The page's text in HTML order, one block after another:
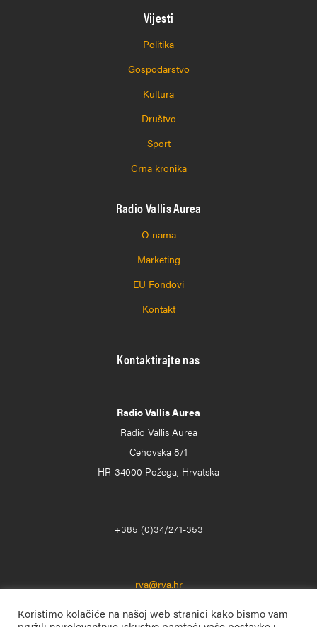
Vijesti
Politika
Gospodarstvo
Kultura
Društvo
Sport
Crna kronika
Radio Vallis Aurea
O nama
Marketing
EU Fondovi
Kontakt
Kontaktirajte nas
Radio Vallis Aurea
Radio Vallis Aurea
Cehovska 8/1
HR-34000 Požega, Hrvatska
+385 (0)34/271-353
rva@rva.hr
Koristimo kolačiće na našoj web stranici kako bismo vam